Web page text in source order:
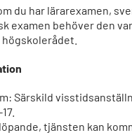
du har lärarexamen,
examen behöver den
Särskild
tjänsten kan